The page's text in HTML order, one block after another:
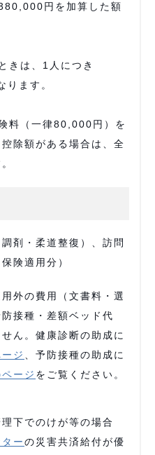
円を加算した額
きは、1人につき
ます。
料（一律80,000円）を
除額がある場合は、全
剤・柔道整復）、訪問
険適用分）
外の費用（文書料・選
接種・差額ベッド代
ん。健康診断の助成に
ジ
、予防接種の助成に
ージ をご覧ください。
下でのけが等の場合
ーの災害共済給付が優